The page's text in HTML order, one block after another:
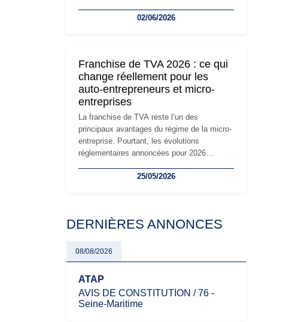
travailleurs indépendants. Si le régime de la
réglementaire plus exigeant. Décryptage des
principaux changements et des précautions
à prendre pour éviter les mauvaises
surprises.
02/06/2026
Franchise de TVA 2026 : ce qui
change réellement pour les
auto-entrepreneurs et micro-
entreprises
La franchise de TVA reste l’un des
principaux avantages du régime de la micro-
entreprise. Pourtant, les évolutions
réglementaires annoncées pour 2026
les auto-entrepreneurs, artisans et
évoluent dans un contexte de contrôle
oblige les indépendants à rester
particulièrement vigilants.
25/05/2026
DERNIÈRES ANNONCES
08/08/2026
ATAP
AVIS DE CONSTITUTION / 76 -
Seine-Maritime